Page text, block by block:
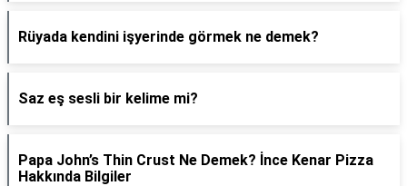
Rüyada kendini işyerinde görmek ne demek?
Saz eş sesli bir kelime mi?
Papa John’s Thin Crust Ne Demek? İnce Kenar Pizza
Hakkında Bilgiler